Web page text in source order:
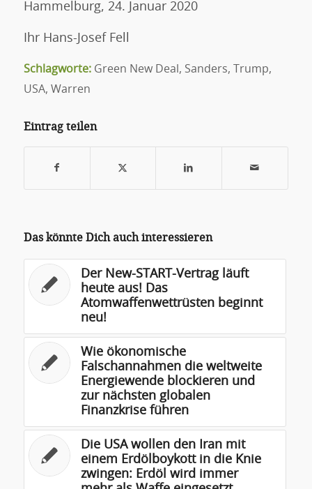
Hammelburg, 24. Januar 2020
Ihr Hans-Josef Fell
Schlagworte: Green New Deal , Sanders, Trump,
USA, Warren
Eintrag teilen
Das könnte Dich auch interessieren
Der New-START-Vertrag läuft
heute aus! Das
Atomwaffenwettrüsten beginnt
neu!
Wie ökonomische
Falschannahmen die weltweite
Energiewende blockieren und
zur nächsten globalen
Finanzkrise führen
Die USA wollen den Iran mit
einem Erdölboykott in die Knie
zwingen: Erdöl wird immer